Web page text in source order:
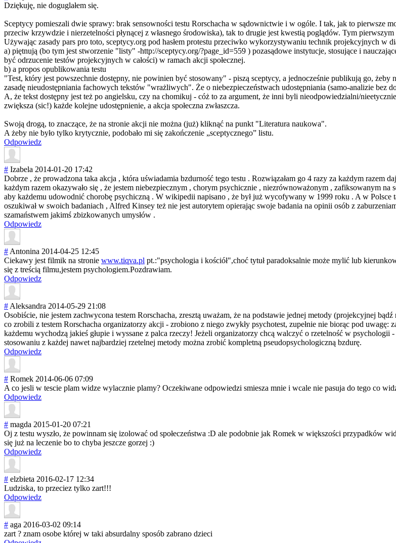
Dziękuję, nie doguglałem się.
Sceptycy pomieszali dwie sprawy: brak sensowności testu Rorschacha w sądownictwie i w ogóle. I tak, jak to pierwsze
przeciw krzywdzie i nierzetelności płynącej z własnego środowiska), tak to drugie jest kwestią poglądów. Tym
Używając zasady pars pro toto, sceptycy.org pod hasłem protestu przeciwko wykorzystywaniu technik projekcyjnych w
a) piętnują (bo tym jest stworzenie "listy" -http://sceptycy.org/?page_id=559 ) pozasądowe instytucje, stosujące i
być odrzucenie testów projekcyjnych w całości) w ramach akcji społecznej.
b) a propos opublikowania testu
"Test, który jest powszechnie dostępny, nie powinien być stosowany" - piszą sceptycy, a jednocześnie publikują go,
zasadę nieudostępniania fachowych tekstów "wrażliwych". Że o niebezpieczeństwach udostępniania (samo-analizie bez
A, że tekst dostępny jest też po angielsku, czy na chomikuj - cóż to za argument, że inni byli nieodpowiedzialni/
zwiększa (sic!) każde kolejne udostępnienie, a akcja społeczna zwłaszcza.
Swoją drogą, to znaczące, że na stronie akcji nie można (już) kliknąć na punkt "Literatura naukowa".
A żeby nie było tylko krytycznie, podobało mi się zakończenie „sceptycznego” listu.
Odpowiedz
# Izabela 2014-01-20 17:42
Dobrze , że prowadzona taka akcja , która uświadamia bzdurność tego testu . Rozwiązałam go 4 razy za każdym razem
każdym razem okazywało się , że jestem niebezpiecznym , chorym psychicznie , niezrównoważonym , zafiksowanym na
aby każdemu udowodnić chorobę psychiczną . W wikipedii napisano , że był już wycofywany w 1999 roku . A w Polsce
oszukiwał w swoich badaniach , Alfred Kinsey też nie jest autorytem opierając swoje badania na opinii osób z
szamaństwem jakimś zbizkowanych umysłów .
Odpowiedz
# Antonina 2014-04-25 12:45
Ciekawy jest filmik na stronie www.tiqva.pl pt.:"psychologia i kościół",choć tytuł paradoksalnie może mylić lub
się z treścią filmu,jestem psychologiem.Pozdrawiam.
Odpowiedz
# Aleksandra 2014-05-29 21:08
Osobiście, nie jestem zachwycona testem Rorschacha, zresztą uważam, że na podstawie jednej metody (projekcyjnej
co zrobili z testem Rorschacha organizatorzy akcji - zrobiono z niego zwykły psychotest, zupełnie nie biorąc pod
każdemu wychodzą jakieś głupie i wyssane z palca rzeczy! Jeżeli organizatorzy chcą walczyć o rzetelność w
stosowaniu z każdej nawet najbardziej rzetelnej metody można zrobić kompletną pseudopsychologiczną bzdurę.
Odpowiedz
# Romek 2014-06-06 07:09
A co jesli w tescie plam widze wylacznie plamy? Oczekiwane odpowiedzi smiesza mnie i wcale nie pasuja do tego co
Odpowiedz
# magda 2015-01-20 07:21
Oj z testu wyszło, że powinnam się izolować od społeczeństwa :D ale podobnie jak Romek w większości przypadków
się już na leczenie bo to chyba jeszcze gorzej :)
Odpowiedz
# elzbieta 2016-02-17 12:34
Ludziska, to przeciez tylko zart!!!
Odpowiedz
# aga 2016-03-02 09:14
zart ? znam osobe której w taki absurdalny sposób zabrano dzieci